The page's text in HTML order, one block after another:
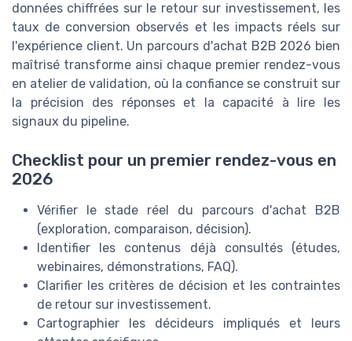
données chiffrées sur le retour sur investissement, les
taux de conversion observés et les impacts réels sur
l'expérience client. Un parcours d'achat B2B 2026 bien
maîtrisé transforme ainsi chaque premier rendez-vous
en atelier de validation, où la confiance se construit sur
la précision des réponses et la capacité à lire les
signaux du pipeline.
Checklist pour un premier rendez-vous en
2026
Vérifier le stade réel du parcours d'achat B2B
(exploration, comparaison, décision).
Identifier les contenus déjà consultés (études,
webinaires, démonstrations, FAQ).
Clarifier les critères de décision et les contraintes
de retour sur investissement.
Cartographier les décideurs impliqués et leurs